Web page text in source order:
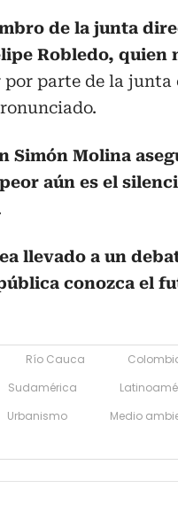
de la junta
Robledo, quien
por parte de la junta
Simón Molina
aún es el
llevado a un
conozca el
Río Cauca
Sudamérica
Urbanismo
Medio